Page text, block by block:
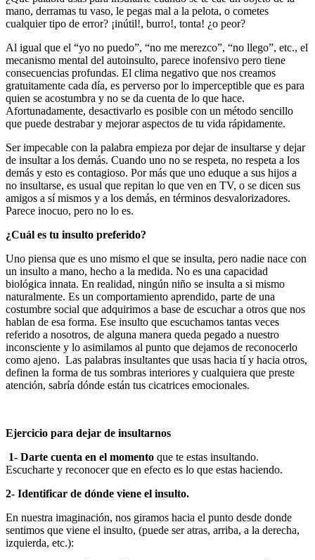
mano, derramas tu vaso, le pegas mal a la pelota, o cometes
cualquier tipo de error? ¡inútil!, burro!, tonta! ¿o peor?
Al igual que el “yo no puedo”, “no me merezco”, “no llego”, etc., el
mecanismo mental del autoinsulto, parece inofensivo pero tiene
consecuencias profundas. El clima negativo que nos creamos
gratuitamente cada día, es perverso por lo imperceptible que es para
quien se acostumbra y no se da cuenta de lo que hace.
Afortunadamente, desactivarlo es posible con un método sencillo
que puede destrabar y mejorar aspectos de tu vida rápidamente.
Ser impecable con la palabra empieza por dejar de insultarse y dejar
de insultar a los demás. Cuando uno no se respeta, no respeta a los
demás y esto es contagioso. Por más que uno eduque a sus hijos a
no insultarse, es usual que repitan lo que ven en TV, o se dicen sus
amigos a sí mismos y a los demás, en términos desvalorizadores.
Parece inocuo, pero no lo es.
¿Cuál es tu insulto preferido?
Uno piensa que es uno mismo el que se insulta, pero nadie nace con
un insulto a mano, hecho a la medida. No es una capacidad
biológica innata. En realidad, ningún niño se insulta a si mismo
naturalmente. Es un comportamiento aprendido, parte de una
costumbre social que adquirimos a base de escuchar a otros que nos
hablan de esa forma. Ese insulto que escuchamos tantas veces
referido a nosotros, de alguna manera queda pegado a nuestro
inconsciente y lo asimilamos al punto que dejamos de reconocerlo
como ajeno. Las palabras insultantes que usas hacia tí y hacia otros,
definen la forma de tus sombras interiores y cualquiera que preste
atención, sabría dónde están tus cicatrices emocionales.
Ejercicio para dejar de insultarnos
1- Darte cuenta en el momento que te estas insultando.
Escucharte y reconocer que en efecto es lo que estas haciendo.
2- Identificar de dónde viene el insulto.
En nuestra imaginación, nos giramos hacia el punto desde donde
sentimos que viene el insulto, (puede ser atras, arriba, a la derecha,
izquierda, etc.):